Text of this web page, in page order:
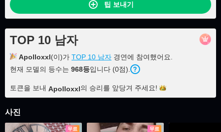
팁 보내기
TOP 10 남자
Apolloxxl(이)가 TOP 10 남자 경연에 참여했어요.
현재 모델의 등수는 968등입니다 (0점).
토큰을 보내 Apolloxxl의 승리를 앞당겨 주세요!
사진
무료 무료